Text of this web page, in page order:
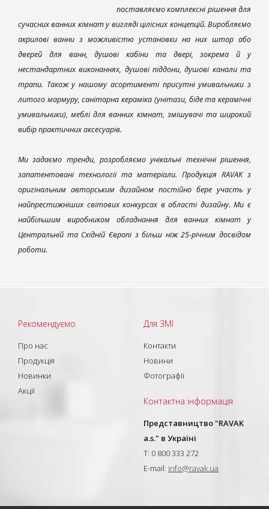
поставляємо комплексні рішення для
сучасних ванних кімнат у вигляді цілісних концепцій. Виробляємо
акрилові ванни з можливістю установки на них штор або
дверей для ванн, душові кабіни та двері, зокрема й у
нестандартних виконаннях, душові піддони, душові канали та
трапи. Також у нашому асортименті присутні умивальники з
литого мармуру, санітарна кераміка (унітази, біде та керамічні
умивальники), меблі для ванних кімнат, змішувачі та широкий
вибір практичних аксесуарів.
Ми задаємо тренди, розробляємо унікальні технічні рішення,
запатентовані технології та матеріали. Продукція RAVAK з
оригінальним авторським дизайном постійно бере участь у
найпрестижніших світових конкурсах в області дизайну. Ми є
найбільшим виробником обладнання для ванних кімнат у
Центральній та Східній Європі з більш ніж 25-річним досвідом
роботи.
Рекомендуємо
Про нас
Продукція
Новинки
Акції
Для ЗМІ
Контакти
Новини
Фотографії
Контактна інформація
Представництво "RAVAK
a.s." в Україні
T: 0 800 333 272
E-mail: info@ravak.ua